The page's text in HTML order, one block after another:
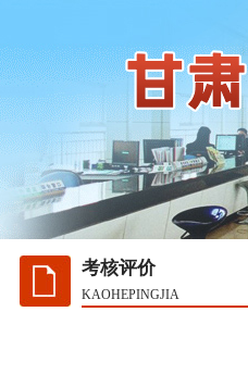
考核评价
KAOHEPINGJIA